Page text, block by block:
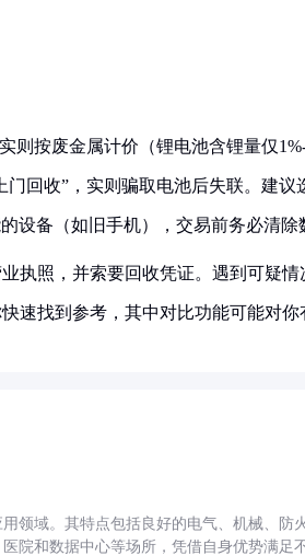
则按废金属计价（锂电池含锂量仅
门回收”，实则骗取电池后失联。建议
设备（如旧手机），交易前务必清除
执照，并索要回收凭证。遇到可疑情
速找到参考，其中对比功能可能对
领域。其特点包括良好的电气、机械、防
院和数据中心等场所，凭借自身优势满足